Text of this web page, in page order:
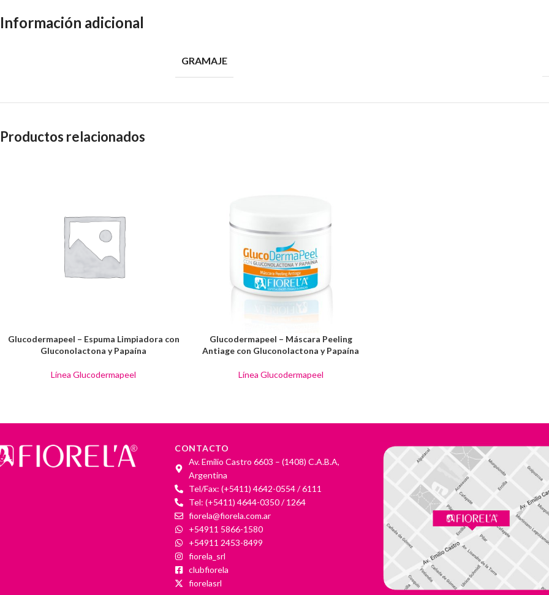
Información adicional
GRAMAJE
Productos relacionados
Glucodermapeel – Espuma Limpiadora con
Gluconolactona y Papaína
Línea Glucodermapeel
Glucodermapeel – Máscara Peeling
Antiage con Gluconolactona y Papaína
Línea Glucodermapeel
CONTACTO
Av. Emilio Castro 6603 – (1408) C.A.B.A,
Argentina
Tel/Fax: (+5411) 4642-0554 / 6111
Tel: (+5411) 4644-0350 / 1264
fiorela@fiorela.com.ar
+54911 5866-1580
+54911 2453-8499
fiorela_srl
clubfiorela
fiorelasrl